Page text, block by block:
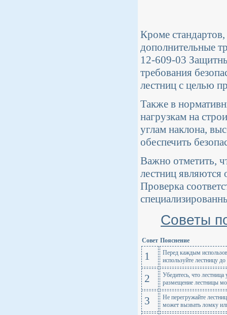
Кроме
дополнительные
12-609-03
требования
лестниц с целью
Также в
нагрузкам на
углам наклона,
обеспечить
Важно отметить,
лестниц являются
Проверка
Советы
Совет Пояснение
1
Перед каждым
используйте лестницу
2
Убедитесь, что
размещение лестницы
3
Не перегружайте
может вызвать ломку